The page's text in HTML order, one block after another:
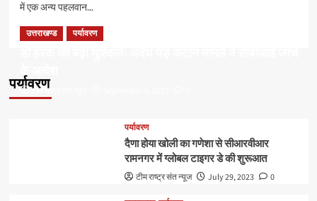
में एक अन्य पहलवान...
Read More Read
more
पर्यावरण
उत्तराखण्ड पर्यावरण
के आदेश
टीम राष्ट्र संत न्यूज
पर्यावरण
दैणा होया खोली का गणेशा से सीआरवीआर
रामनगर में ग्लोबल टाइगर डे की शुरूआत
टीम राष्ट्र संत न्यूज July 29, 2023 0